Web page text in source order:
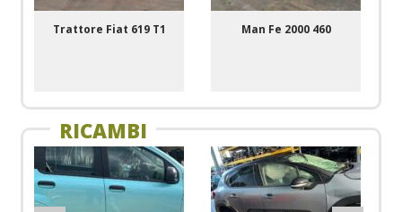
Trattore Fiat 619 T1 Man Fe 2000 460
RICAMBI